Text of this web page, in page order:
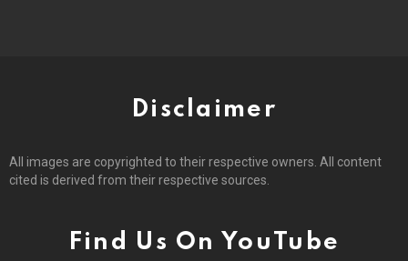
Disclaimer
All images are copyrighted to their respective owners. All content
cited is derived from their respective sources.
Find Us On YouTube